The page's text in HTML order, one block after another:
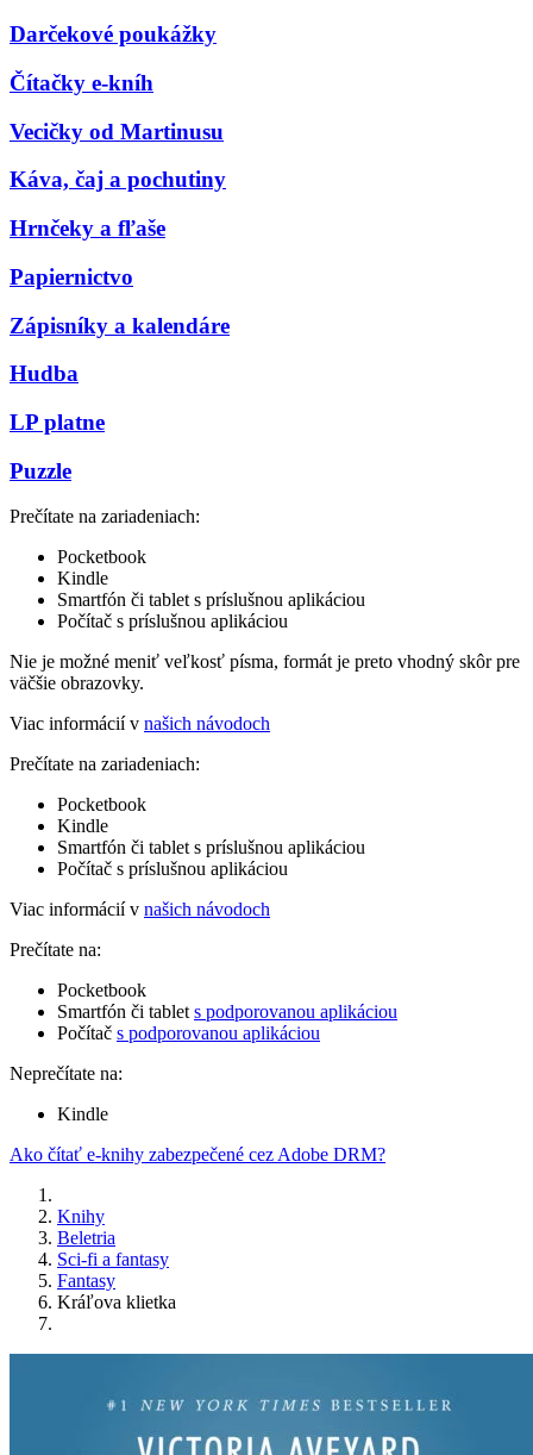
Darčekové poukážky
Čítačky e-kníh
Vecičky od Martinusu
Káva, čaj a pochutiny
Hrnčeky a fľaše
Papiernictvo
Zápisníky a kalendáre
Hudba
LP platne
Puzzle
Prečítate na zariadeniach:
Pocketbook
Kindle
Smartfón či tablet s príslušnou aplikáciou
Počítač s príslušnou aplikáciou
Nie je možné meniť veľkosť písma, formát je preto vhodný skôr pre
väčšie obrazovky.
Viac informácií v našich návodoch
Prečítate na zariadeniach:
Pocketbook
Kindle
Smartfón či tablet s príslušnou aplikáciou
Počítač s príslušnou aplikáciou
Viac informácií v našich návodoch
Prečítate na:
Pocketbook
Smartfón či tablet s podporovanou aplikáciou
Počítač s podporovanou aplikáciou
Neprečítate na:
Kindle
Ako čítať e-knihy zabezpečené cez Adobe DRM?
Knihy
Beletria
Sci-fi a fantasy
Fantasy
Kráľova klietka